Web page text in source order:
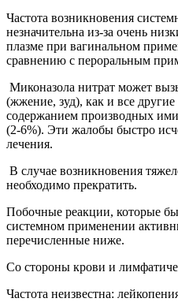
Частота возникновения
незначительна из-за очень
плазме при вагинальном
сравнению с пероральным
Миконазола нитрат может
(жжение, зуд), как и все
содержанием производных
(2-6%). Эти жалобы быстро
лечения.
В случае возникновения
необходимо прекратить.
Побочные реакции, которые
системном применении
перечисленные ниже.
Со стороны крови и
Частота неизвестна: